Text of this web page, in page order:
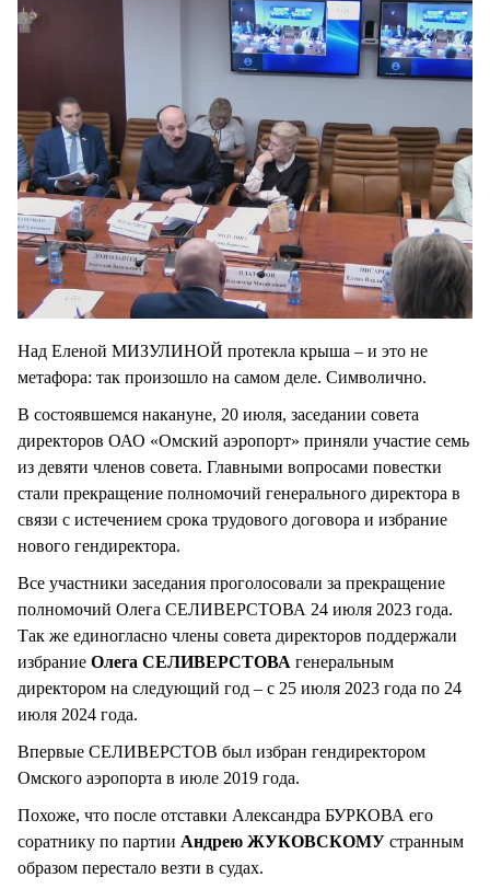
Над Еленой МИЗУЛИНОЙ протекла крыша – и это не
метафора: так произошло на самом деле. Символично.
В состоявшемся накануне, 20 июля, заседании совета
директоров ОАО «Омский аэропорт» приняли участие семь
из девяти членов совета. Главными вопросами повестки
стали прекращение полномочий генерального директора в
связи с истечением срока трудового договора и избрание
нового гендиректора.
Все участники заседания проголосовали за прекращение
полномочий Олега СЕЛИВЕРСТОВА 24 июля 2023 года.
Так же единогласно члены совета директоров поддержали
избрание Олега СЕЛИВЕРСТОВА генеральным
директором на следующий год – с 25 июля 2023 года по 24
июля 2024 года.
Впервые СЕЛИВЕРСТОВ был избран гендиректором
Омского аэропорта в июле 2019 года.
Похоже, что после отставки Александра БУРКОВА его
соратнику по партии Андрею ЖУКОВСКОМУ странным
образом перестало везти в судах.